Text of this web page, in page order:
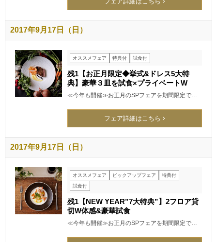
2017年9月17日（日）
オススメフェア 特典付 試食付
残1【お正月限定◆挙式&ドレス5大特
典】豪華３皿を試食×プライベートW
≪今年も開催≫お正月のSPフェアを期間限定で…
フェア詳細はこちら
2017年9月17日（日）
オススメフェア ピックアップフェア
特典付
試食付
残1【NEW YEAR”7大特典”】2フロア貸
切W体感&豪華試食
≪今年も開催≫お正月のSPフェアを期間限定で…